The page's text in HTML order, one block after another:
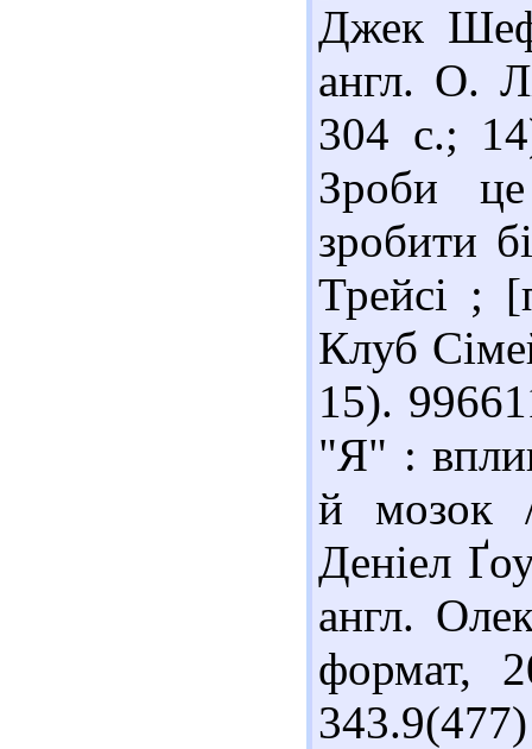
Джек
англ. О.
304 с.;
Зроби
зробити
Трейсі ;
Клуб
15).
"Я" :
й мозок
Деніел
англ.
формат,